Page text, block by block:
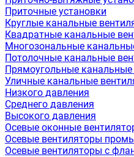
Приточные установки
Круглые канальные
Квадратные канальные
Многозональные
Потолочные канальные
Прямоугольные канальные
Уличные канальные
Низкого давления
Среднего давления
Высокого давления
Осевые оконные
Осевые вентиляторы
Осевые вентиляторы с